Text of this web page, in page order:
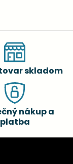
skladom
nákup a
platba